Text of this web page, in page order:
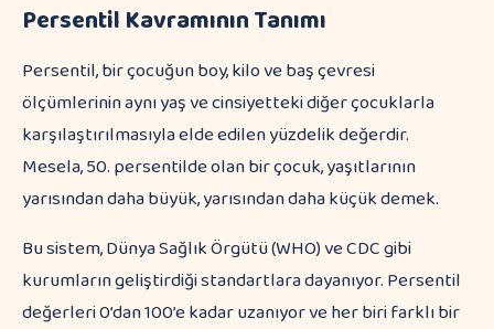
Persentil Kavramının Tanımı
Persentil, bir çocuğun boy, kilo ve baş çevresi
ölçümlerinin aynı yaş ve cinsiyetteki diğer çocuklarla
karşılaştırılmasıyla elde edilen yüzdelik değerdir.
Mesela, 50. persentilde olan bir çocuk, yaşıtlarının
yarısından daha büyük, yarısından daha küçük demek.
Bu sistem, Dünya Sağlık Örgütü (WHO) ve CDC gibi
kurumların geliştirdiği standartlara dayanıyor. Persentil
değerleri 0’dan 100’e kadar uzanıyor ve her biri farklı bir